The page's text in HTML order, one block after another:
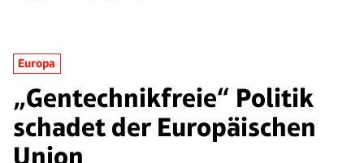
Europa
„Gentechnikfreie“ Politik
schadet der Europäischen
Union